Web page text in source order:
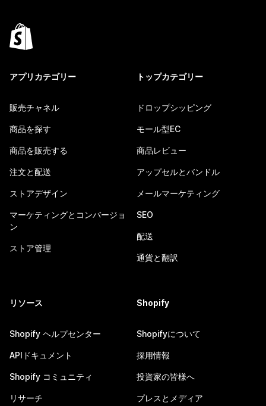
アプリカテゴリー
販売チャネル
商品を探す
商品を販売する
注文と配送
ストアデザイン
マーケティングとコンバージョ
ン
ストア管理
トップカテゴリー
ドロップシッピング
モール型EC
商品レビュー
アップセルとバンドル
メールマーケティング
SEO
配送
通貨と翻訳
リソース
Shopify ヘルプセンター
APIドキュメント
Shopify コミュニティ
リサーチ
Shopify
Shopifyについて
採用情報
投資家の皆様へ
プレスとメディア